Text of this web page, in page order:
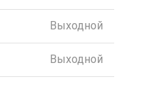
Выходной
Выходной